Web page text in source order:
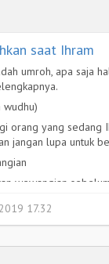
saat Ihram
umroh, apa saja
wudhu)
orang yang sedang
jangan lupa untuk
wewangian
17.32